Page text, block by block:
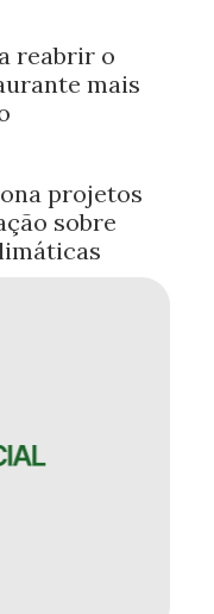
reabrir o
mais
projetos
sobre